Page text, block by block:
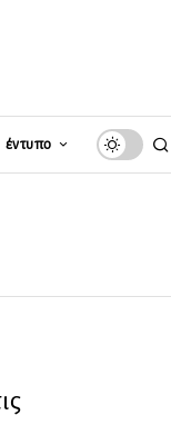
έντυπο